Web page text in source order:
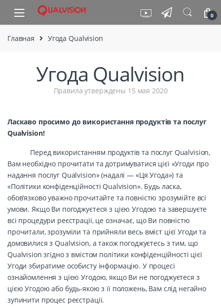
Skip to navigation
Skip to content
0
Главная Угода Qualvision
Угода Qualvision
Правила утверждены 15 мая 2020
Ласкаво просимо до використання продуктів та послуг
Qualvision!
Перед використанням продуктів та послуг Qualvision,
Вам необхідно прочитати та дотримуватися цієї «Угоди про
надання послуг Qualvision» (надалі — «Ця Угода») та
«Політики конфіденційності Qualvision». Будь ласка,
обов’язково уважно прочитайте та повністю зрозумійте всі
умови. Якщо Ви погоджуєтеся з цією Угодою та завершуєте
всі процедури реєстрації, це означає, що Ви повністю
прочитали, зрозуміли та прийняли весь вміст цієї Угоди та
домовилися з Qualvision, а також погоджуєтесь з тим, що
Qualvision згідно з вмістом політики конфіденційності цієї
Угоди збиратиме особисту інформацію. У процесі
ознайомлення з цією Угодою, якщо Ви не погоджуєтеся з
цією Угодою або будь-якою з її положень, Вам слід негайно
зупинити процес реєстрації.